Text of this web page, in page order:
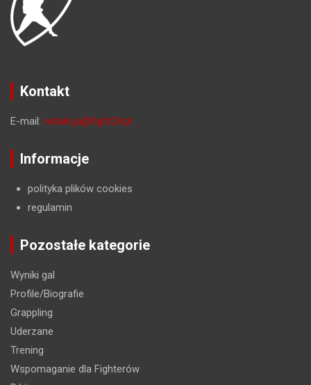
Kontakt
E-mail: redakcja@fight24.pl
Informacje
polityka plików cookies
regulamin
Pozostałe kategorie
Wyniki gal
Profile/Biografie
Grappling
Uderzane
Trening
Wspomaganie dla Fighterów